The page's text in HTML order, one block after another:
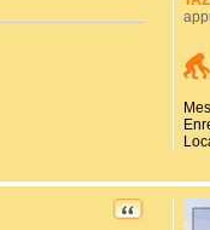
CITATION